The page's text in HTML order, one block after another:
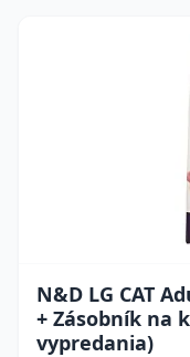
N&D LG CAT
+ Zásobník na
vypredania)